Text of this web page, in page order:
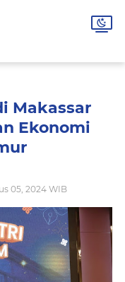
Makassar
Ekonomi
05, 2024 WIB